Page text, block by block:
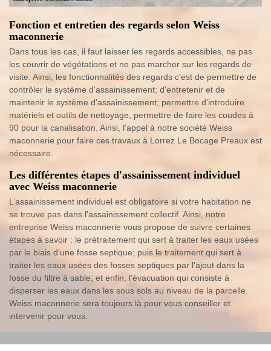
Fonction et entretien des regards selon Weiss
maconnerie
Dans tous les cas, il faut laisser les regards accessibles, ne pas
les couvrir de végétations et ne pas marcher sur les regards de
visite. Ainsi, les fonctionnalités des regards c'est de permettre de
contrôler le système d'assainissement; d'entretenir et de
maintenir le système d'assainissement; permettre d'introduire
matériels et outils de nettoyage, permettre de faire les coudes à
90 pour la canalisation. Ainsi, l'appel à notre société Weiss
maconnerie pour faire ces travaux à Lorrez Le Bocage Preaux est
nécessaire.
Les différentes étapes d'assainissement individuel
avec Weiss maconnerie
L’assainissement individuel est obligatoire si votre habitation ne
se trouve pas dans l'assainissement collectif. Ainsi, notre
entreprise Weiss maconnerie vous propose de suivre certaines
étapes à savoir : le prétraitement qui sert à traiter les eaux usées
par le biais d'une fosse septique; puis le traitement qui sert à
traiter les eaux usées des fosses septiques par l'ajout dans la
fosse du filtre à sable; et enfin, l'évacuation qui consiste à
disperser les eaux dans les sous sols au niveau de la parcelle.
Weiss maconnerie sera toujours là pour vous conseiller et
intervenir pour vous.